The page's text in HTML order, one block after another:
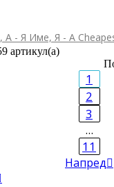
А - Я Име, Я - А
артикул(а)
1
2
3
…
11
Напред